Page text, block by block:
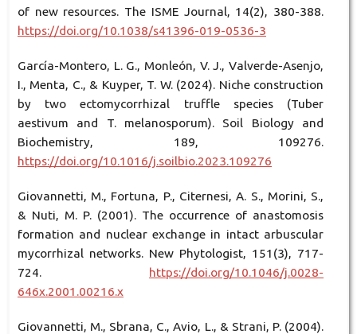
of new resources. The ISME Journal, 14(2), 380-388.
https://doi.org/10.1038/s41396-019-0536-3
García-Montero, L. G., Monleón, V. J., Valverde-Asenjo,
I., Menta, C., & Kuyper, T. W. (2024). Niche construction
by two ectomycorrhizal truffle species (Tuber
aestivum and T. melanosporum). Soil Biology and
Biochemistry, 189, 109276.
https://doi.org/10.1016/j.soilbio.2023.109276
Giovannetti, M., Fortuna, P., Citernesi, A. S., Morini, S.,
& Nuti, M. P. (2001). The occurrence of anastomosis
formation and nuclear exchange in intact arbuscular
mycorrhizal networks. New Phytologist, 151(3), 717-
724. https://doi.org/10.1046/j.0028-
646x.2001.00216.x
Giovannetti, M., Sbrana, C., Avio, L., & Strani, P. (2004).